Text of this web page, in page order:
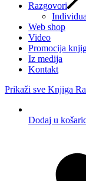
Razgovori
Web shop
Video
Promocija
Iz medija
Kontakt
Prikaži sve Knjiga
Dodaj u